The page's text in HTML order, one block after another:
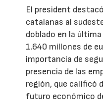
El president
catalanas al
doblado en la última
1.640 millones de
importancia de
presencia de las
región, que calificó
futuro económico